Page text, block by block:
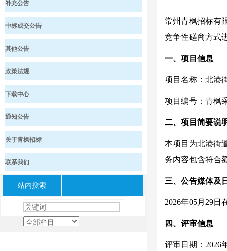
补充公告
中标成交公告
其他公告
政策法规
下载中心
通知公告
关于青枫招标
联系我们
站内搜索
常州青枫招标有
竞争性磋商方式
一、项目信息
项目名称：北港
项目编号：青枫
二、项目简要说
本项目为北港街
务内容包含符合
三、公告媒体及
2026年05月29
四、评审信息
评审日期： 2026